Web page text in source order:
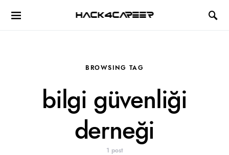
Hack4Career
BROWSING TAG
bilgi güvenliği
derneği
1 post